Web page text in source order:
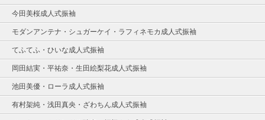
今田美桜成人式振袖
モダンアンテナ・シュガーケイ・ラフィネモカ成人式振袖
てふてふ・ひいな成人式振袖
岡田結実・平祐奈・生田絵梨花成人式振袖
池田美優・ローラ成人式振袖
有村架純・浅田真央・ざわちん成人式振袖